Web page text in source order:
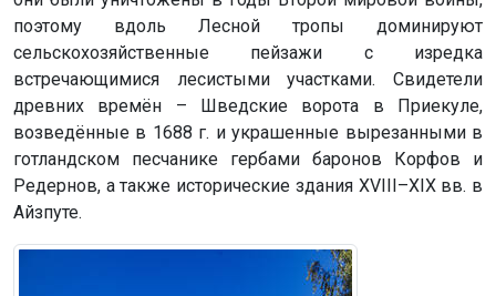
поэтому вдоль Лесной тропы доминируют
сельскохозяйственные пейзажи с изредка
встречающимися лесистыми участками. Свидетели
древних времён – Шведские ворота в Приекуле,
возведённые в 1688 г. и украшенные вырезанными в
готландском песчанике гербами баронов Корфов и
Редернов, а также исторические здания XVIII–XIX вв. в
Айзпуте.